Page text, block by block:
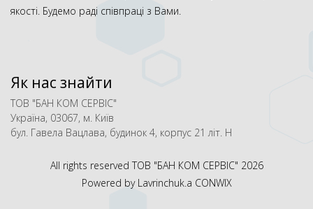
якості. Будемо раді співпраці з Вами.
Як нас знайти
ТОВ "БАН КОМ СЕРВІС"
Україна, 03067, м. Київ
бул. Гавела Вацлава, будинок 4, корпус 21 літ. Н
All rights reserved ТОВ "БАН КОМ СЕРВІС" 2026
Powered by Lavrinchuk.a CONWIX